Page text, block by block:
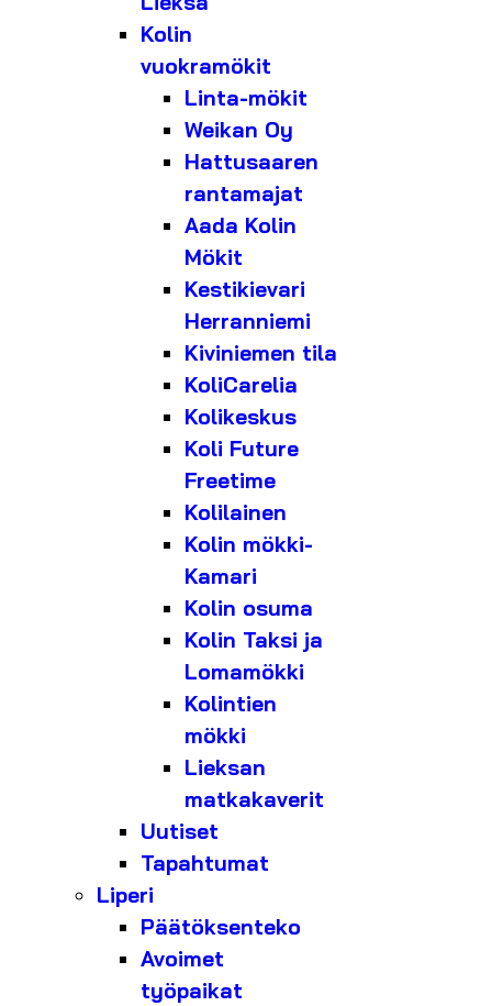
Kolin
vuokramökit
Linta-mökit
Weikan Oy
Hattusaaren
rantamajat
Aada Kolin
Mökit
Kestikievari
Herranniemi
Kiviniemen tila
KoliCarelia
Kolikeskus
Koli Future
Freetime
Kolilainen
Kolin mökki-
Kamari
Kolin osuma
Kolin Taksi ja
Lomamökki
Kolintien
mökki
Lieksan
matkakaverit
Uutiset
Tapahtumat
Liperi
Päätöksenteko
Avoimet
työpaikat